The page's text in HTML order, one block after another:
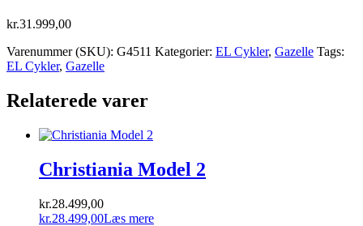
kr.31.999,00
Varenummer (SKU): G4511 Kategorier: EL Cykler, Gazelle Tags:
EL Cykler, Gazelle
Relaterede varer
Christiania Model 2
kr.28.499,00
kr.28.499,00Læs mere